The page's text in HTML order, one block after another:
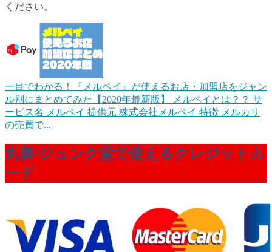
ください。
一目でわかる！『メルペイ』が使えるお店・加盟店をジャン
ル別にまとめてみた【2020年最新版】
メルペイとは？？ サ
ービス名 メルペイ 提供元 株式会社メルペイ 特徴 メルカリ
の売買で...
丸善/ジュンク堂で使えるクレジットカ
ード